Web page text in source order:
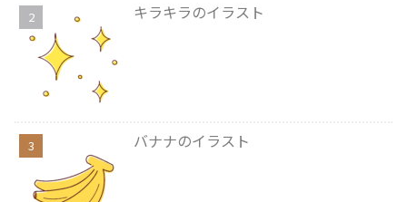
キラキラのイラスト
バナナのイラスト